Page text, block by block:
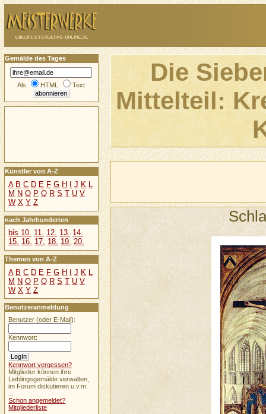
Die
Mittelteil:
Gemälde des Tages
Als HTML Text
Künstler von A-Z
A B C D E F G H J K L
M N O P Q R S T U V
W X Y Z
nach Jahrhunderten
bis 10. 11. 12. 13. 14.
15. 16. 17. 18. 19. 20.
Themen von A-Z
A B C D E F G H I J K L
M N O P Q R S T U V
W X Y Z
Benutzeranmeldung
Benutzer (oder E-Mail):
Kennwort:
Kennwort vergessen?
Mitglieder können ihre
Lieblingsgemälde verwalten,
im Forum diskutieren u.v.m.
Schon angemeldet?
Mitgliederliste